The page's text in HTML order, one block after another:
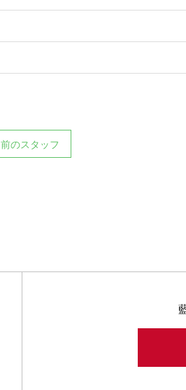
前のスタッフ